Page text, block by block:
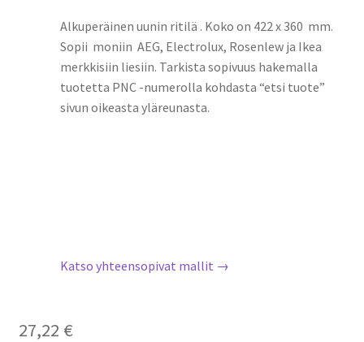
Alkuperäinen uunin ritilä . Koko on 422 x 360 mm.
Sopii moniin AEG, Electrolux, Rosenlew ja Ikea
merkkisiin liesiin. Tarkista sopivuus hakemalla
tuotetta PNC -numerolla kohdasta “etsi tuote”
sivun oikeasta yläreunasta.
Katso yhteensopivat mallit →
27,22 €